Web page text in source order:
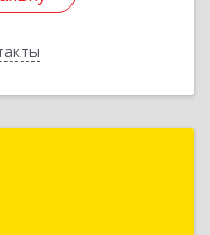
Ленина ул, дом №